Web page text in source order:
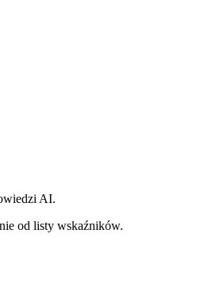
AI.
od listy wskaźników.